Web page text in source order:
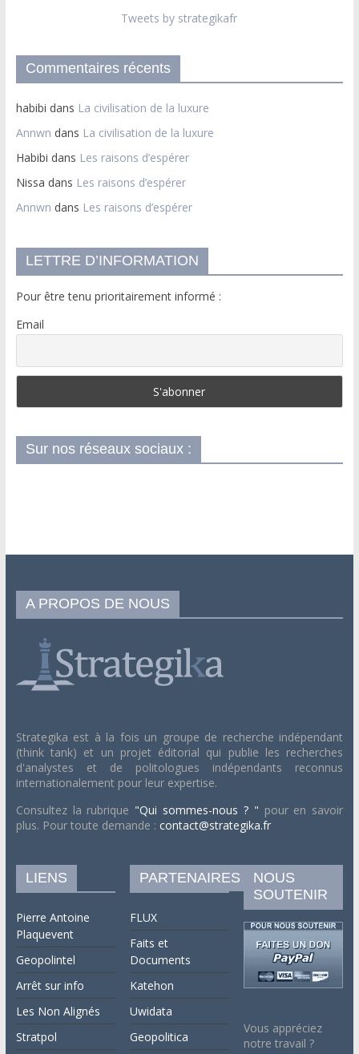
Tweets by strategikafr
Commentaires récents
habibi dans La civilisation de la luxure
Annwn dans La civilisation de la luxure
Habibi dans Les raisons d’espérer
Nissa dans Les raisons d’espérer
Annwn dans Les raisons d’espérer
LETTRE D’INFORMATION
Pour être tenu prioritairement informé :
Email
Sur nos réseaux sociaux :
A PROPOS DE NOUS
Strategika est à la fois un groupe de recherche indépendant
(think tank) et un projet éditorial qui publie les recherches
d'analystes et de politologues indépendants reconnus
internationalement pour leur expertise.
Consultez la rubrique "Qui sommes-nous ? " pour en savoir
plus. Pour toute demande : contact@strategika.fr
LIENS
Pierre Antoine
Plaquevent
Geopolintel
Arrêt sur info
Les Non Alignés
Stratpol
PARTENAIRES
FLUX
Faits et
Documents
Katehon
Uwidata
Geopolitica
NOUS
SOUTENIR
Vous appréciez
notre travail ?